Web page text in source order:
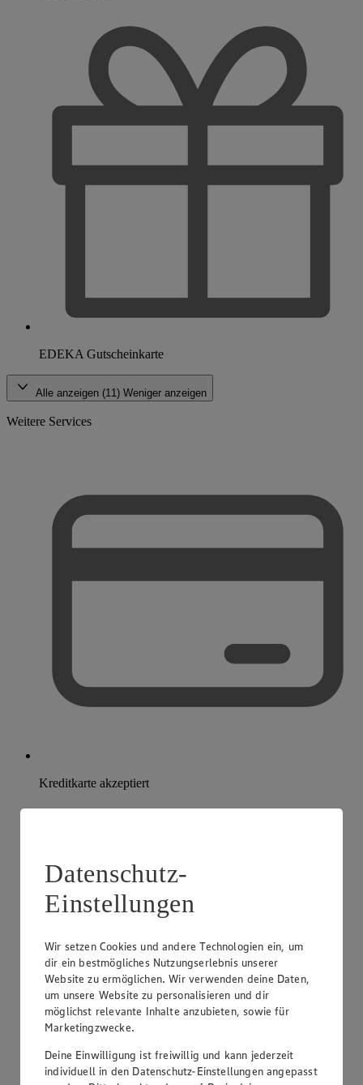
EDEKA Gutscheinkarte
Alle anzeigen (11) Weniger anzeigen
Weitere Services
Kreditkarte akzeptiert
Datenschutz-
Einstellungen
Wir setzen Cookies und andere Technologien ein, um
dir ein bestmögliches Nutzungserlebnis unserer
Website zu ermöglichen. Wir verwenden deine Daten,
um unsere Website zu personalisieren und dir
möglichst relevante Inhalte anzubieten, sowie für
Marketingzwecke.
Deine Einwilligung ist freiwillig und kann jederzeit
individuell in den Datenschutz-Einstellungen angepasst